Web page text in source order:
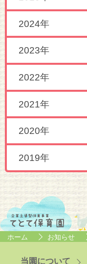
2024年
2023年
2022年
2021年
2020年
2019年
ホーム お知らせ
当園について